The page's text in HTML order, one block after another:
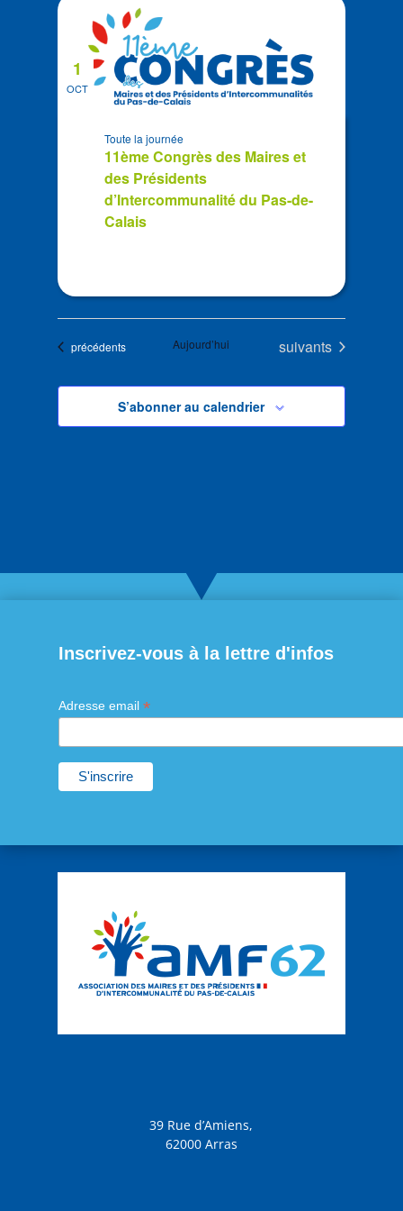
OCT
1
11ème Congrès des Maires et
des Présidents
d’Intercommunalité du Pas-de-
Calais
Toute la journée
Évènements
précédents Aujourd’hui Évènements
suivants
S’abonner au calendrier
Inscrivez-vous à la lettre d'infos
Adresse email *
39 Rue d’Amiens,
62000 Arras